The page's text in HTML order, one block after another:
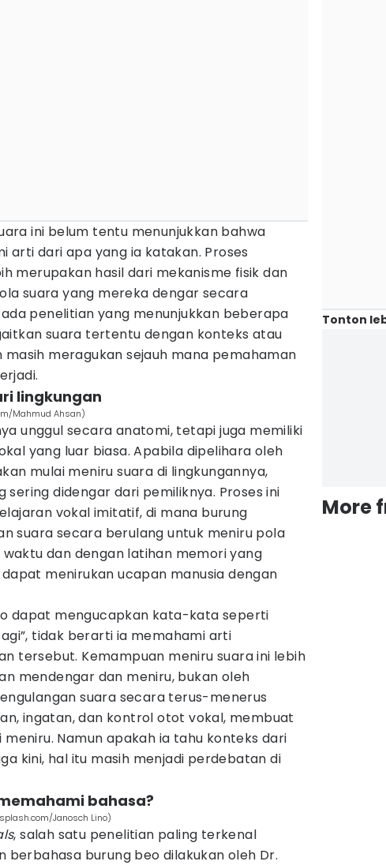
ini belum tentu menunjukkan bahwa
arti dari apa yang ia katakan. Proses
merupakan hasil dari mekanisme fisik dan
suara yang mereka dengar secara
penelitian yang menunjukkan beberapa
suara tertentu dengan konteks atau
masih meragukan sejauh mana pemahaman
lingkungan
Mahmud Ahsan)
unggul secara anatomi, tetapi juga memiliki
yang luar biasa. Apabila dipelihara oleh
mulai meniru suara di lingkungannya,
sering didengar dari pemiliknya. Proses ini
vokal imitatif, di mana burung
suara secara berulang untuk meniru pola
dan dengan latihan memori yang
menirukan ucapan manusia dengan
dapat mengucapkan kata-kata seperti
tidak berarti ia memahami arti
tersebut. Kemampuan meniru suara ini lebih
mendengar dan meniru, bukan oleh
suara secara terus-menerus
ingatan, dan kontrol otot vokal, membuat
Namun apakah ia tahu konteks dari
kini, hal itu masih menjadi perdebatan di
bahasa?
Janosch Lino)
, salah satu penelitian paling terkenal
berbahasa burung beo dilakukan oleh Dr.
Tonton
More